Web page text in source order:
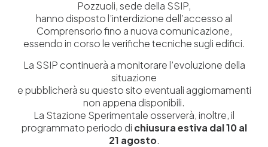
alla ricerca per chiunque sia interessato a ottenere risposte ai
propri bisogni informativi)
La Biblioteca acquisisce documenti anche attraverso le forme
costi dei suggerimenti rispetto alla natura e alla finalità del
proprio patrimonio. Per segnalare titoli invia una mail alla
Responsabile del Servizio: Dr. ssa Carmelina Grosso e-
mail: doc@ssip.it
Pozzuoli, sede della SSIP,
hanno disposto l’interdizione dell’accesso al
Comprensorio fino a nuova comunicazione,
essendo in corso le verifiche tecniche sugli edifici.
La SSIP continuerà a monitorare l’evoluzione della
situazione
e pubblicherà su questo sito eventuali aggiornamenti
non appena disponibili.
La Stazione Sperimentale osserverà, inoltre, il
programmato periodo di chiusura estiva dal 10 al
21 agosto.